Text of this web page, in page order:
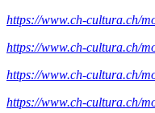
https://www.ch-cultura.ch/
https://www.ch-cultura.ch/
https://www.ch-cultura.ch/
https://www.ch-cultura.ch/